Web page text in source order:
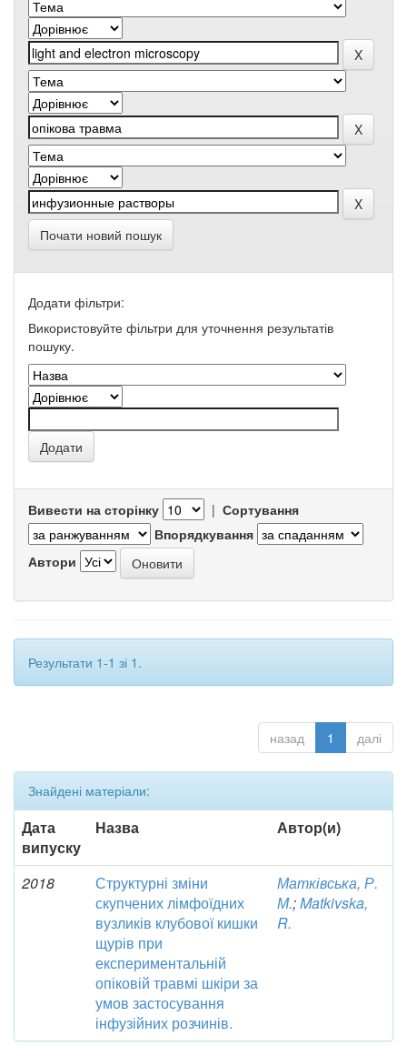
Почати новий пошук
Додати фільтри:
Використовуйте фільтри для уточнення результатів
пошуку.
Вивести на сторінку | Сортування
Впорядкування
Автори
Результати 1-1 зі 1.
назад 1 далі
Знайдені матеріали:
Дата
випуску
Назва Автор(и)
2018
Структурні зміни
скупчених лімфоїдних
вузликів клубової кишки
щурів при
експериментальній
опіковій травмі шкіри за
умов застосування
інфузійних розчинів.
Матківська, Р.
М.;Matkivska,
R.